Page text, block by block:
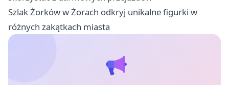
Szlak Żorków w Żorach odkryj unikalne figurki w
różnych zakątkach miasta